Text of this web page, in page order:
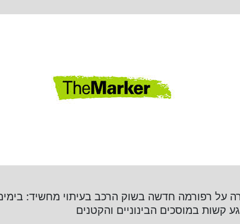
על רפורמה חדשה בשוק הרכב בעיתוי מחשיד:
קשות במוסכים הבינוניים והקטנים